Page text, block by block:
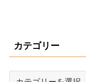
カテゴリー